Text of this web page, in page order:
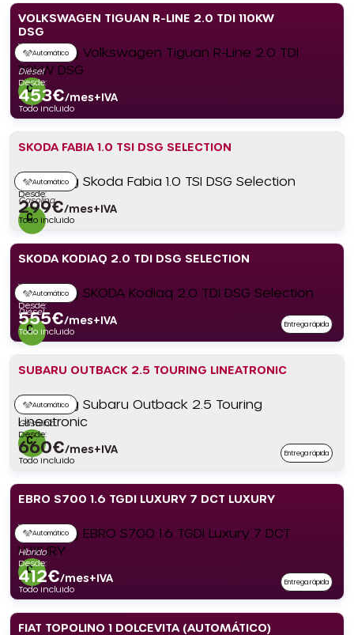
VOLKSWAGEN TIGUAN R-LINE 2.0 TDI 110KW
DSG
Automático
Diésel
Desde:
453€/mes+IVA
Todo incluido
SKODA FABIA 1.0 TSI DSG SELECTION
Automático
Gasolina
Desde:
299€/mes+IVA
Todo incluido
SKODA KODIAQ 2.0 TDI DSG SELECTION
Automático
Diésel
Desde:
555€/mes+IVA
Todo incluido
Entrega rápida
SUBARU OUTBACK 2.5 TOURING LINEATRONIC
Automático
Gasolina
Desde:
660€/mes+IVA
Todo incluido
Entrega rápida
EBRO S700 1.6 TGDI LUXURY 7 DCT LUXURY
Automático
Híbrido
Desde:
412€/mes+IVA
Todo incluido
Entrega rápida
FIAT TOPOLINO 1 DOLCEVITA (AUTOMÁTICO)